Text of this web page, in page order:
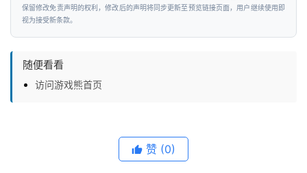
保留修改免责声明的权利，修改后的声明将同步更新至预览链接页面，用户继续使用即
视为接受新条款。
随便看看
访问游戏熊首页
赞 (0)